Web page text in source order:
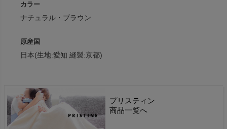
カラー
ナチュラル・ブラウン
原産国
日本(生地:愛知 縫製:京都)
プリスティン
商品一覧へ